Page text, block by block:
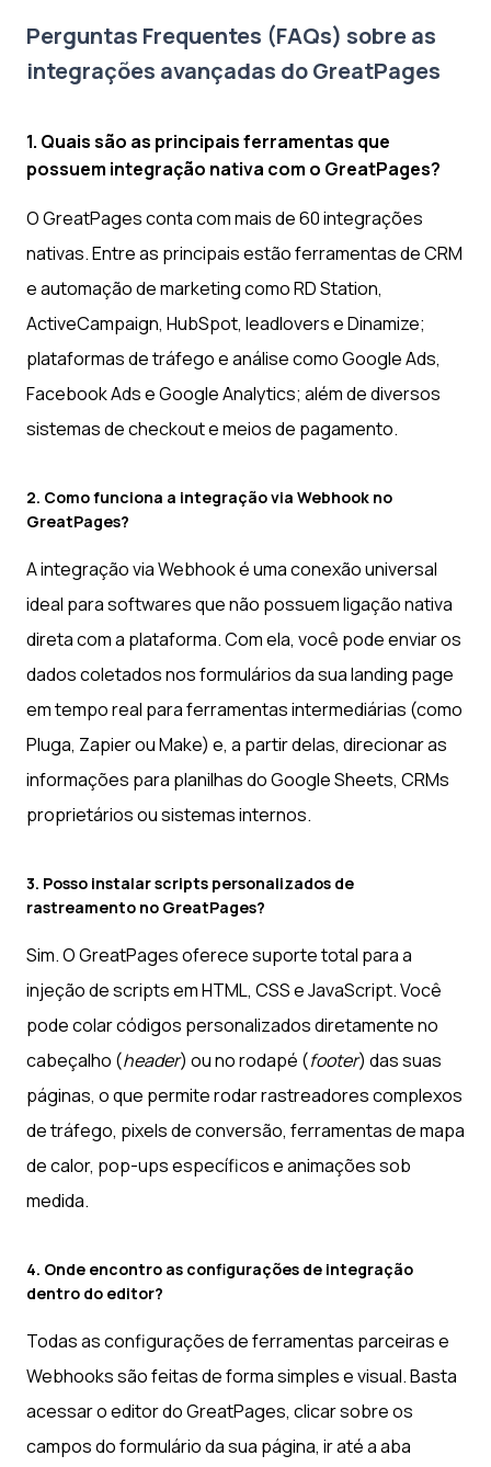
Perguntas Frequentes (FAQs) sobre as
integrações avançadas do GreatPages
1. Quais são as principais ferramentas que
possuem integração nativa com o GreatPages?
O GreatPages conta com mais de 60 integrações
nativas. Entre as principais estão ferramentas de CRM
e automação de marketing como RD Station,
ActiveCampaign, HubSpot, leadlovers e Dinamize;
plataformas de tráfego e análise como Google Ads,
Facebook Ads e Google Analytics; além de diversos
sistemas de checkout e meios de pagamento.
2. Como funciona a integração via Webhook no
GreatPages?
A integração via Webhook é uma conexão universal
ideal para softwares que não possuem ligação nativa
direta com a plataforma. Com ela, você pode enviar os
dados coletados nos formulários da sua landing page
em tempo real para ferramentas intermediárias (como
Pluga, Zapier ou Make) e, a partir delas, direcionar as
informações para planilhas do Google Sheets, CRMs
proprietários ou sistemas internos.
3. Posso instalar scripts personalizados de
rastreamento no GreatPages?
Sim. O GreatPages oferece suporte total para a
injeção de scripts em HTML, CSS e JavaScript. Você
pode colar códigos personalizados diretamente no
cabeçalho (header) ou no rodapé (footer) das suas
páginas, o que permite rodar rastreadores complexos
de tráfego, pixels de conversão, ferramentas de mapa
de calor, pop-ups específicos e animações sob
medida.
4. Onde encontro as configurações de integração
dentro do editor?
Todas as configurações de ferramentas parceiras e
Webhooks são feitas de forma simples e visual. Basta
acessar o editor do GreatPages, clicar sobre os
campos do formulário da sua página, ir até a aba